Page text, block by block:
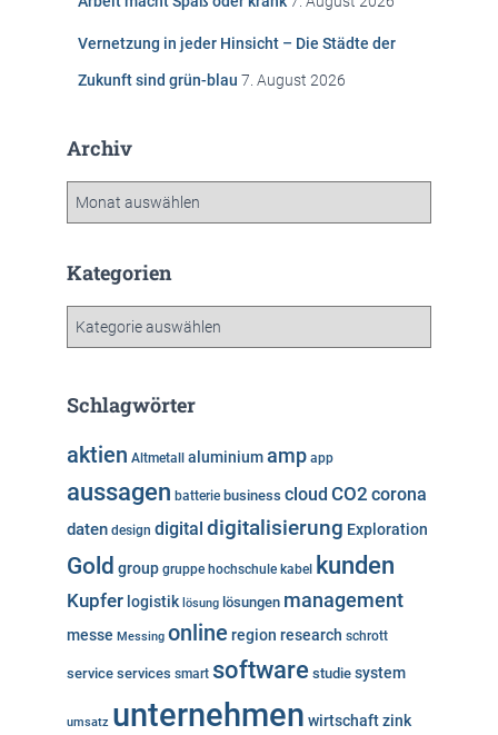
Vernetzung in jeder Hinsicht – Die Städte der
Zukunft sind grün-blau 7. August 2026
Archiv
h
Kategorien
g
r
i
n
Schlagwörter
aktien Altmetall aluminiumamp app
aussagen batterie business cloud CO2 corona
daten design digital digitalisierung Exploration
Gold group gruppe hochschule kabel kunden
Kupfer logistik lösung lösungen management
messe Messing online region research schrott
service services smart software studie system
umsatz unternehmen wirtschaftzink